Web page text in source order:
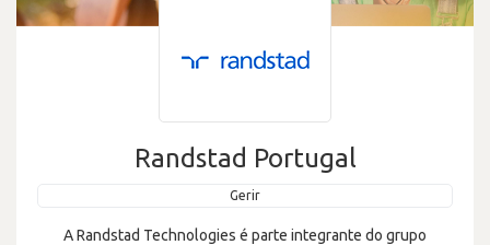
Randstad Portugal
Gerir
A Randstad Technologies é parte integrante do grupo